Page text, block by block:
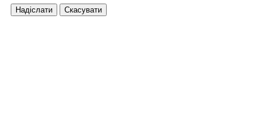
Надіслати Скасувати